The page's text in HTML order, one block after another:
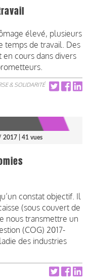
élevé, plusieurs
temps de travail. Des
cours dans divers
& SOLIDARITÉ
2017 | 41 vues
constat objectif. Il
(sous couvert de
nous transmettre un
(COG) 2017-
des industries